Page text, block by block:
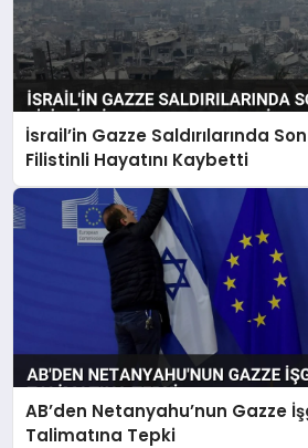
SIYASET
SPOR
TEKNOLOJI
İsrail’in Gazze Saldırılarında
Filistinli Hayatını Kaybetti
AB’den Netanyahu’nun Gazze
Talimatına Tepki